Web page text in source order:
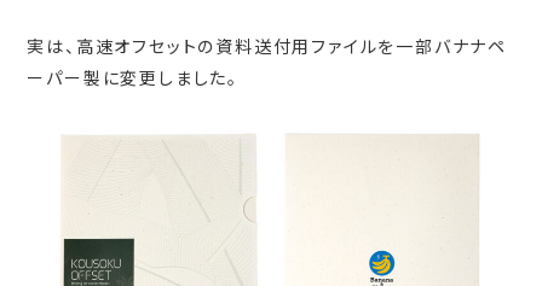
実は、高速オフセットの資料送付用ファイルを一部バナナペ
ーパー製に変更しました。